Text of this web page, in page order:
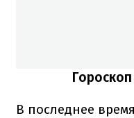
В последнее